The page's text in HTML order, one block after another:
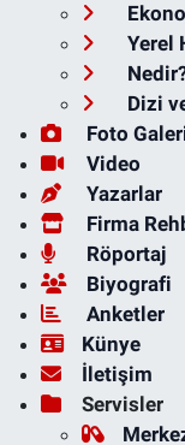
Yerel
Dizi
Foto
Video
Yazarlar
Firma
Röportaj
Biyografi
Anketler
Künye
İletişim
Servisler